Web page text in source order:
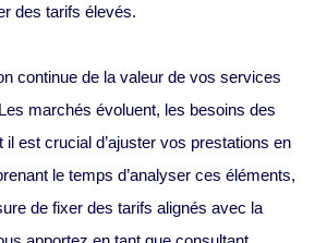
des tarifs élevés.
continue de la valeur de vos services
marchés évoluent, les besoins des
il est crucial d’ajuster vos prestations en
le temps d’analyser ces éléments,
de fixer des tarifs alignés avec la